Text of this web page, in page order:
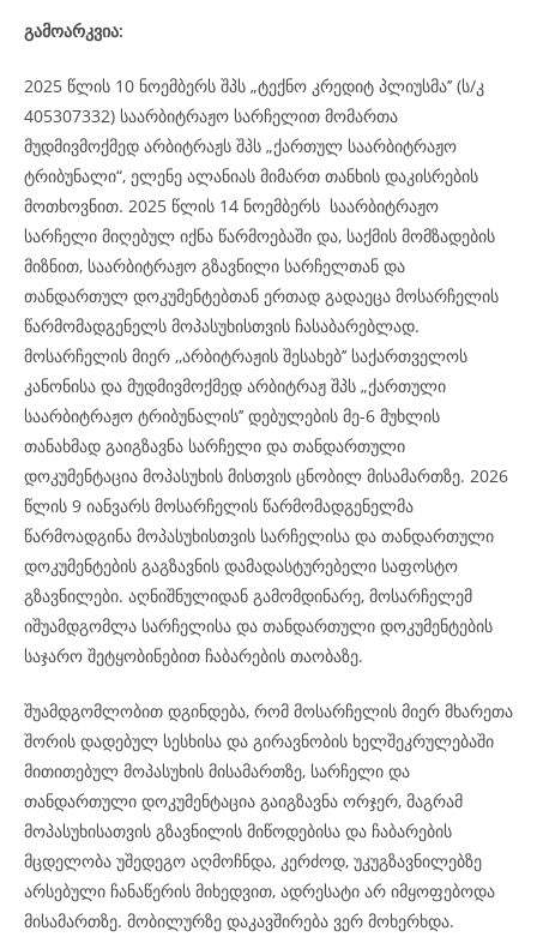
გამოარკვია:
2025 წლის 10 ნოემბერს შპს „ტექნო კრედიტ პლიუსმა’’ (ს/კ
405307332) საარბიტრაჟო სარჩელით მომართა
მუდმივმოქმედ არბიტრაჟს შპს „ქართულ საარბიტრაჟო
ტრიბუნალი“, ელენე ალანიას მიმართ თანხის დაკისრების
მოთხოვნით. 2025 წლის 14 ნოემბერს საარბიტრაჟო
სარჩელი მიღებულ იქნა წარმოებაში და, საქმის მომზადების
მიზნით, საარბიტრაჟო გზავნილი სარჩელთან და
თანდართულ დოკუმენტებთან ერთად გადაეცა მოსარჩელის
წარმომადგენელს მოპასუხისთვის ჩასაბარებლად.
მოსარჩელის მიერ ,,არბიტრაჟის შესახებ’’ საქართველოს
კანონისა და მუდმივმოქმედ არბიტრაჟ შპს „ქართული
საარბიტრაჟო ტრიბუნალის’’ დებულების მე-6 მუხლის
თანახმად გაიგზავნა სარჩელი და თანდართული
დოკუმენტაცია მოპასუხის მისთვის ცნობილ მისამართზე. 2026
წლის 9 იანვარს მოსარჩელის წარმომადგენელმა
წარმოადგინა მოპასუხისთვის სარჩელისა და თანდართული
დოკუმენტების გაგზავნის დამადასტურებელი საფოსტო
გზავნილები. აღნიშნულიდან გამომდინარე, მოსარჩელემ
იშუამდგომლა სარჩელისა და თანდართული დოკუმენტების
საჯარო შეტყობინებით ჩაბარების თაობაზე.
შუამდგომლობით დგინდება, რომ მოსარჩელის მიერ მხარეთა
შორის დადებულ სესხისა და გირავნობის ხელშეკრულებაში
მითითებულ მოპასუხის მისამართზე, სარჩელი და
თანდართული დოკუმენტაცია გაიგზავნა ორჯერ, მაგრამ
მოპასუხისათვის გზავნილის მიწოდებისა და ჩაბარების
მცდელობა უშედეგო აღმოჩნდა, კერძოდ, უკუგზავნილებზე
არსებული ჩანაწერის მიხედვით, ადრესატი არ იმყოფებოდა
მისამართზე. მობილურზე დაკავშირება ვერ მოხერხდა.